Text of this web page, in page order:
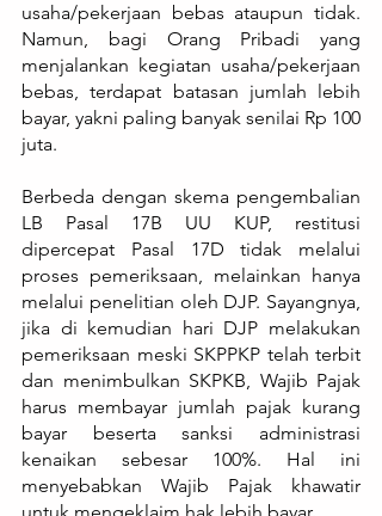
usaha/pekerjaan bebas ataupun tidak.
Namun, bagi Orang Pribadi yang
menjalankan kegiatan usaha/pekerjaan
bebas, terdapat batasan jumlah lebih
bayar, yakni paling banyak senilai Rp 100
juta.
Berbeda dengan skema pengembalian
LB Pasal 17B UU KUP, restitusi
dipercepat Pasal 17D tidak melalui
proses pemeriksaan, melainkan hanya
melalui penelitian oleh DJP. Sayangnya,
jika di kemudian hari DJP melakukan
pemeriksaan meski SKPPKP telah terbit
dan menimbulkan SKPKB, Wajib Pajak
harus membayar jumlah pajak kurang
bayar beserta sanksi administrasi
kenaikan sebesar 100%. Hal ini
menyebabkan Wajib Pajak khawatir